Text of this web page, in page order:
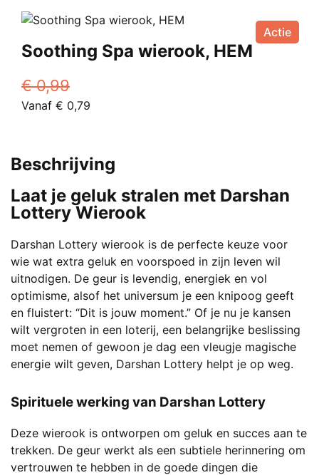
de
€ 2,50.
Vanaf
heeft
variaties.
optie
kan
op
de
productpagina
Actie
Soothing Spa wierook, HEM
€0,99
Oorspronkelijke
€ 0,99.
Vanaf € 0,79
Vanaf
€ 0,79.
heeft
meerdere
variaties.
Deze
optie
kan
gekozen
worden
op
de
productpagina
Beschrijving
Laat je geluk stralen met Darshan
Lottery Wierook
Darshan Lottery wierook is de perfecte keuze voor
wie wat extra geluk en voorspoed in zijn leven wil
uitnodigen. De geur is levendig, energiek en vol
optimisme, alsof het universum je een knipoog geeft
en fluistert: “Dit is jouw moment.” Of je nu je kansen
wilt vergroten in een loterij, een belangrijke beslissing
moet nemen of gewoon je dag een vleugje magische
energie wilt geven, Darshan Lottery helpt je op weg.
Spirituele werking van Darshan Lottery
Deze wierook is ontworpen om geluk en succes aan te
trekken. De geur werkt als een subtiele herinnering om
vertrouwen te hebben in de goede dingen die